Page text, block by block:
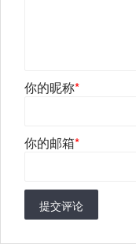
你的昵称*
你的邮箱*
提交评论